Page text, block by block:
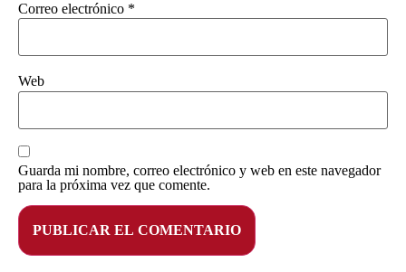
Correo electrónico *
Web
Guarda mi nombre, correo electrónico y web en este navegador
para la próxima vez que comente.